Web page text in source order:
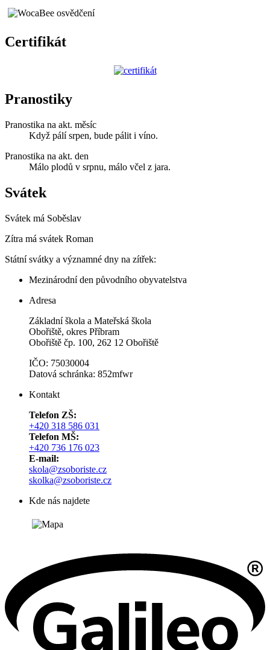
Certifikát
Pranostiky
Pranostika na akt. měsíc
Když pálí srpen, bude pálit i víno.
Pranostika na akt. den
Málo plodů v srpnu, málo včel z jara.
Svátek
Svátek má Soběslav
Zítra má svátek Roman
Státní svátky a významné dny na zítřek:
Mezinárodní den původního obyvatelstva
Adresa
Základní škola a Mateřská škola
Obořiště, okres Příbram
Obořiště čp. 100, 262 12 Obořiště
IČO: 75030004
Datová schránka: 852mfwr
Kontakt
Telefon ZŠ:
+420 318 586 031
Telefon MŠ:
+420 736 176 023
E-mail:
skola@zsoboriste.cz
skolka@zsoboriste.cz
Kde nás najdete